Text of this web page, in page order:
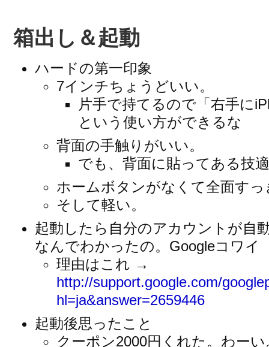
箱出し＆起動
ハードの第一印象
7インチちょうどいい。
片手で持てるので「右手に
という使い方ができるな
背面の手触りがいい。
でも、背面に貼ってある技
ホームボタンがなくて全面すっ
そして軽い。
起動したら自分のアカウントが自
なんでわかったの。Googleコワイ
理由はこれ →
http://support.google.com/
hl=ja&answer=2659446
起動後思ったこと
クーポン2000円くれた。わーい